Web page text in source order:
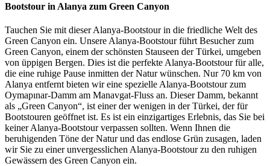
Bootstour in Alanya zum Green Canyon
Tauchen Sie mit dieser Alanya-Bootstour in die friedliche Welt des
Green Canyon ein. Unsere Alanya-Bootstour führt Besucher zum
Green Canyon, einem der schönsten Stauseen der Türkei, umgeben
von üppigen Bergen. Dies ist die perfekte Alanya-Bootstour für alle,
die eine ruhige Pause inmitten der Natur wünschen. Nur 70 km von
Alanya entfernt bieten wir eine spezielle Alanya-Bootstour zum
Oymapınar-Damm am Manavgat-Fluss an. Dieser Damm, bekannt
als „Green Canyon“, ist einer der wenigen in der Türkei, der für
Bootstouren geöffnet ist. Es ist ein einzigartiges Erlebnis, das Sie bei
keiner Alanya-Bootstour verpassen sollten. Wenn Ihnen die
beruhigenden Töne der Natur und das endlose Grün zusagen, laden
wir Sie zu einer unvergesslichen Alanya-Bootstour zu den ruhigen
Gewässern des Green Canyon ein.